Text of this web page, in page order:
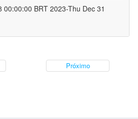
00:00:00 BRT 2023-Thu Dec 31
Próximo